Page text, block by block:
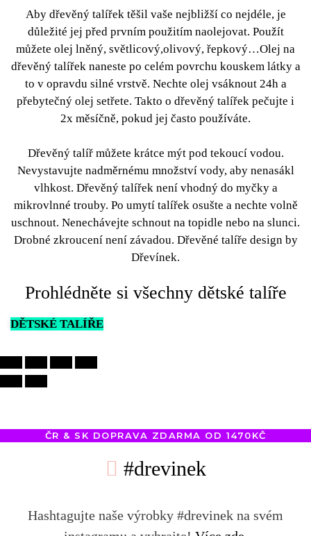
Aby dřevěný talířek těšil vaše nejbližší co nejdéle, je
důležité jej před prvním použitím naolejovat. Použít
můžete olej lněný, světlicový,olivový, řepkový…Olej na
dřevěný talířek naneste po celém povrchu kouskem látky a
to v opravdu silné vrstvě. Nechte olej vsáknout 24h a
přebytečný olej setřete. Takto o dřevěný talířek pečujte i
2x měsíčně, pokud jej často používáte.
Dřevěný talířmůžete krátce mýt pod tekoucí vodou.
Nevystavujte nadměrnému množství vody, aby nenasákl
vlhkost. Dřevěný talířeknení vhodný do myčky a
mikrovlnné trouby. Po umytí talířek osušte a nechte volně
uschnout. Nenechávejte schnout na topidle nebo na slunci.
Drobné zkroucení není závadou. Dřevěné talíře design by
Dřevínek.
Prohlédněte si všechny dětské talíře
DĚTSKÉ TALÍŘE
ČR & SK DOPRAVA ZDARMA OD 1470KČ
#drevinek
Hashtagujte naše výrobky #drevinek na svém